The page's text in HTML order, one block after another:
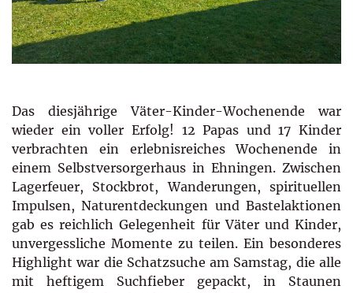
Das diesjährige Väter-Kinder-Wochenende war
wieder ein voller Erfolg! 12 Papas und 17 Kinder
verbrachten ein erlebnisreiches Wochenende in
einem Selbstversorgerhaus in Ehningen. Zwischen
Lagerfeuer, Stockbrot, Wanderungen, spirituellen
Impulsen, Naturentdeckungen und Bastelaktionen
gab es reichlich Gelegenheit für Väter und Kinder,
unvergessliche Momente zu teilen. Ein besonderes
Highlight war die Schatzsuche am Samstag, die alle
mit heftigem Suchfieber gepackt, in Staunen